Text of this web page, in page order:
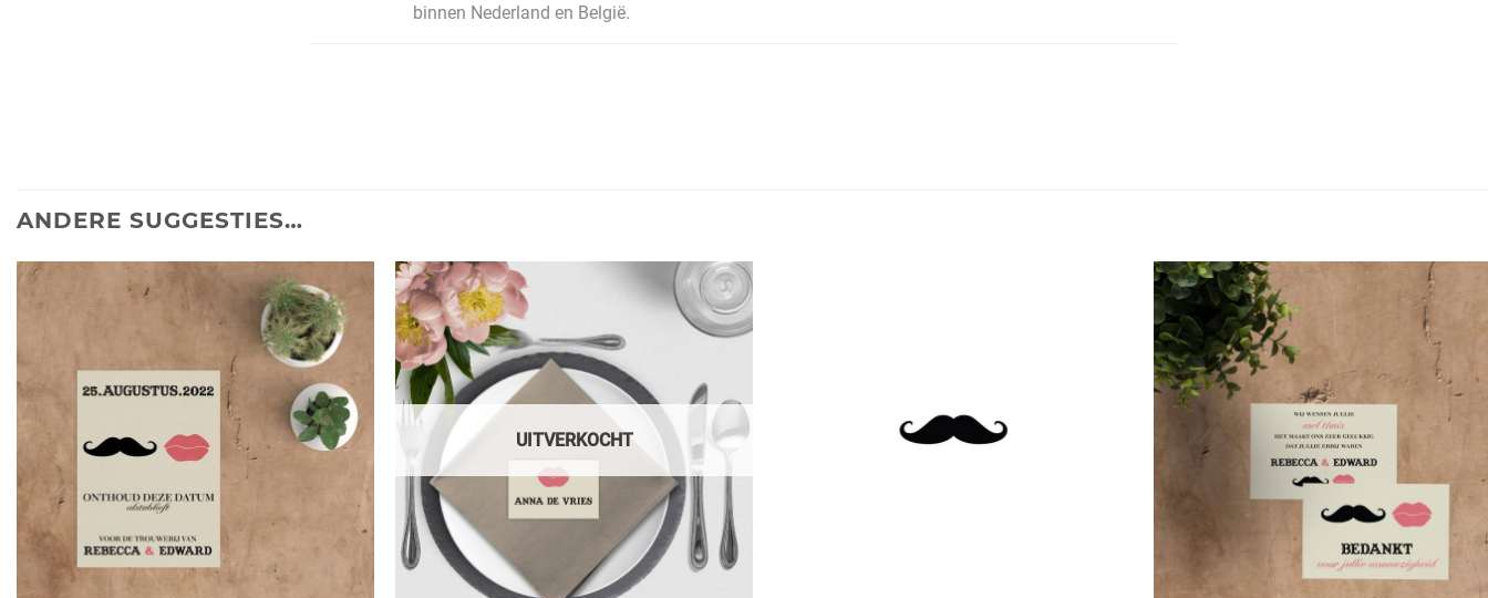
binnen Nederland en België.
ANDERE SUGGESTIES…
UITVERKOCHT